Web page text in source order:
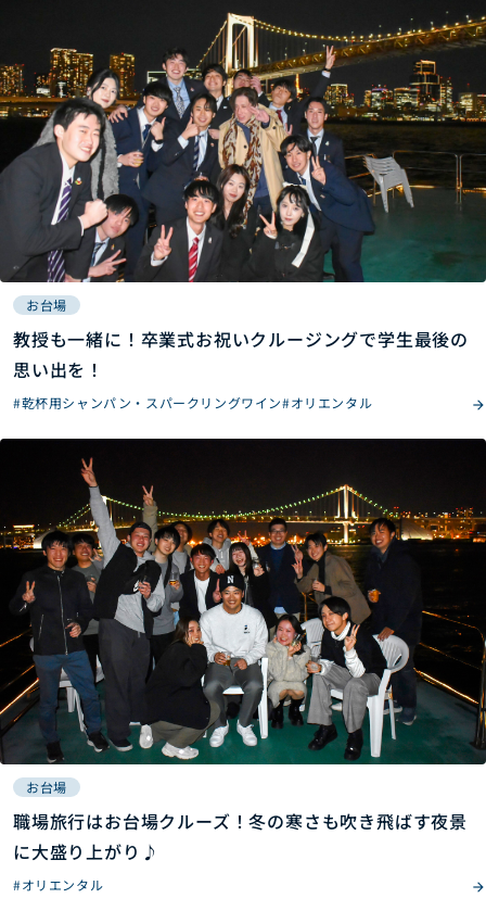
お台場
教授も一緒に！卒業式お祝いクルージングで学生最後の
思い出を！
#乾杯用シャンパン・スパークリングワイン#オリエンタル
お台場
職場旅行はお台場クルーズ！冬の寒さも吹き飛ばす夜景
に大盛り上がり♪
#オリエンタル